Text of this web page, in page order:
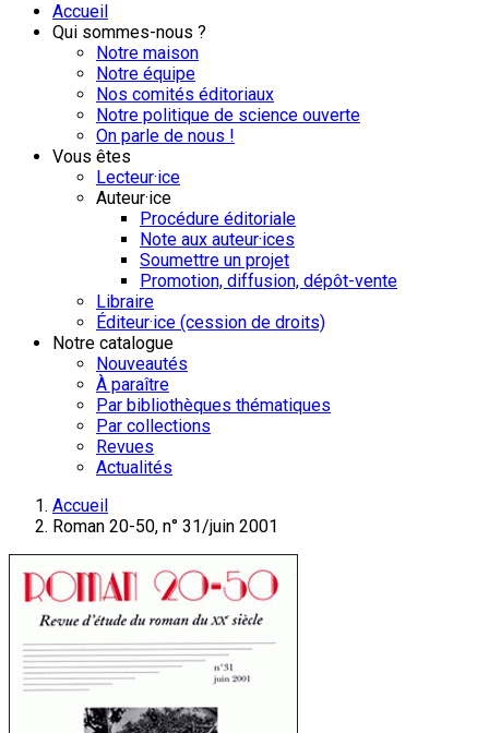
Accueil
Qui sommes-nous ?
Notre maison
Notre équipe
Nos comités éditoriaux
Notre politique de science ouverte
On parle de nous !
Vous êtes
Lecteur·ice
Auteur·ice
Procédure éditoriale
Note aux auteur·ices
Soumettre un projet
Promotion, diffusion, dépôt-vente
Libraire
Éditeur·ice (cession de droits)
Notre catalogue
Nouveautés
À paraître
Par bibliothèques thématiques
Par collections
Revues
Actualités
Accueil
Roman 20-50, n° 31/juin 2001